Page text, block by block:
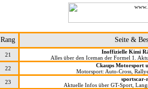
Rang Seite &
21
Inoffizielle Kimi
Alles über den Iceman der Formel 1.
22
Ckaups Motorsport
Motorsport: Auto-Cross,
23
sportscar-
Aktuelle Infos über GT-Sport,